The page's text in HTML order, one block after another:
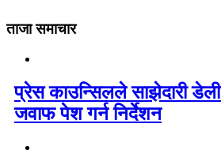
ताजा समाचार
प्रेस काउन्सिलले साझेदारी
जवाफ पेश गर्न निर्देशन